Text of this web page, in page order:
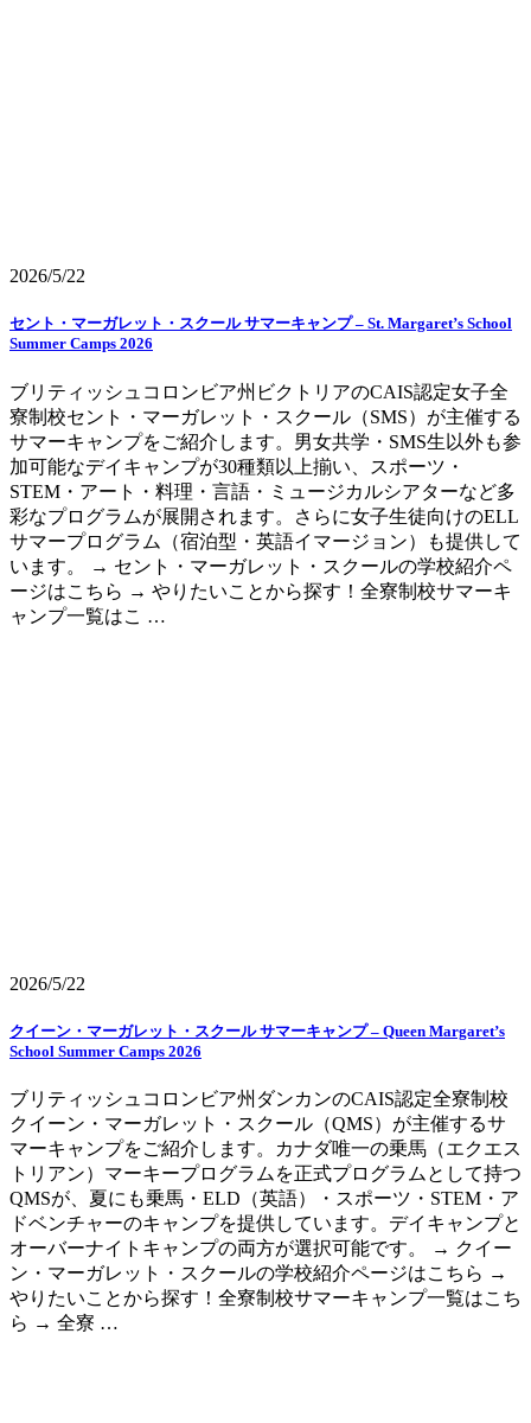
2026/5/22
セント・マーガレット・スクール サマーキャンプ – St. Margaret’s School
Summer Camps 2026
ブリティッシュコロンビア州ビクトリアのCAIS認定女子全
寮制校セント・マーガレット・スクール（SMS）が主催する
サマーキャンプをご紹介します。男女共学・SMS生以外も参
加可能なデイキャンプが30種類以上揃い、スポーツ・
STEM・アート・料理・言語・ミュージカルシアターなど多
彩なプログラムが展開されます。さらに女子生徒向けのELL
サマープログラム（宿泊型・英語イマージョン）も提供して
います。 → セント・マーガレット・スクールの学校紹介ペ
ージはこちら → やりたいことから探す！全寮制校サマーキ
ャンプ一覧はこ …
2026/5/22
クイーン・マーガレット・スクール サマーキャンプ – Queen Margaret’s
School Summer Camps 2026
ブリティッシュコロンビア州ダンカンのCAIS認定全寮制校
クイーン・マーガレット・スクール（QMS）が主催するサ
マーキャンプをご紹介します。カナダ唯一の乗馬（エクエス
トリアン）マーキープログラムを正式プログラムとして持つ
QMSが、夏にも乗馬・ELD（英語）・スポーツ・STEM・ア
ドベンチャーのキャンプを提供しています。デイキャンプと
オーバーナイトキャンプの両方が選択可能です。 → クイー
ン・マーガレット・スクールの学校紹介ページはこちら →
やりたいことから探す！全寮制校サマーキャンプ一覧はこち
ら → 全寮 …